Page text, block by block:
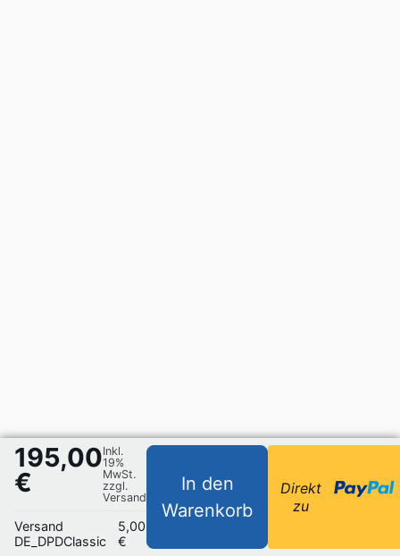
195,00
€
Inkl.
19%
MwSt.
zzgl.
Versand
Versand
DE_DPDClassic
5,00
€
In den
Warenkorb
Direkt
zu